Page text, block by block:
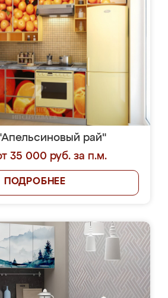
рай"
35 000 руб. за п.м.
ПОДРОБНЕЕ